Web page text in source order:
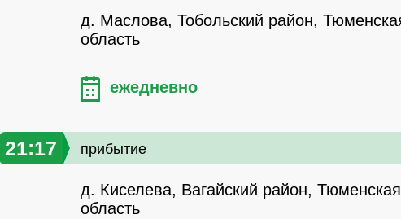
д. Маслова, Тобольский район,
область
ежедневно
21:17 прибытие
д. Киселева, Вагайский район, Тюменская
область